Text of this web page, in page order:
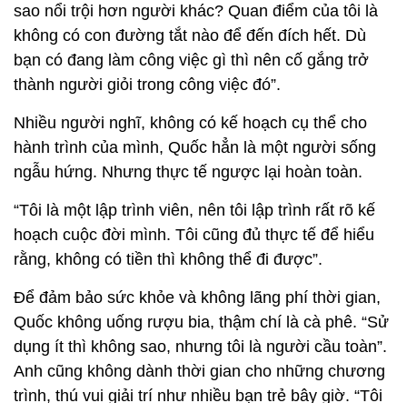
sao nổi trội hơn người khác? Quan điểm của tôi là
không có con đường tắt nào để đến đích hết. Dù
bạn có đang làm công việc gì thì nên cố gắng trở
thành người giỏi trong công việc đó”.
Nhiều người nghĩ, không có kế hoạch cụ thể cho
hành trình của mình, Quốc hẳn là một người sống
ngẫu hứng. Nhưng thực tế ngược lại hoàn toàn.
“Tôi là một lập trình viên, nên tôi lập trình rất rõ kế
hoạch cuộc đời mình. Tôi cũng đủ thực tế để hiểu
rằng, không có tiền thì không thể đi được”.
Để đảm bảo sức khỏe và không lãng phí thời gian,
Quốc không uống rượu bia, thậm chí là cà phê. “Sử
dụng ít thì không sao, nhưng tôi là người cầu toàn”.
Anh cũng không dành thời gian cho những chương
trình, thú vui giải trí như nhiều bạn trẻ bây giờ. “Tôi